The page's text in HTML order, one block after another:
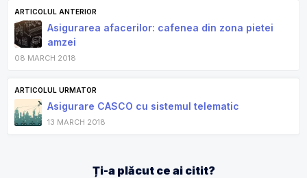
ARTICOLUL ANTERIOR
Asigurarea afacerilor: cafenea din zona pietei
amzei
08 MARCH 2018
ARTICOLUL URMATOR
Asigurare CASCO cu sistemul telematic
13 MARCH 2018
Ți-a plăcut ce ai citit?